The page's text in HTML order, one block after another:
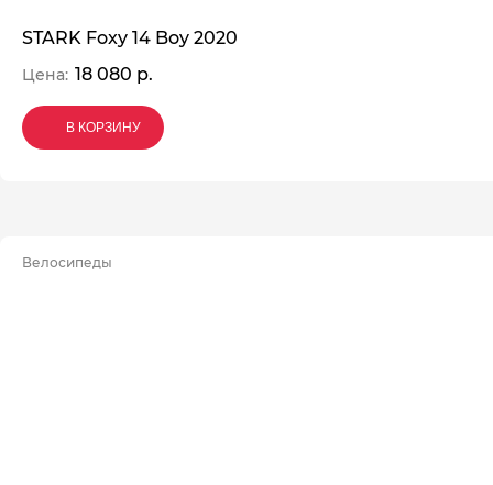
STARK Foxy 14 Boy 2020
Цена: 18 080 р.
В КОРЗИНУ
В КОРЗИНУ
В КОРЗИНУ
Велосипеды